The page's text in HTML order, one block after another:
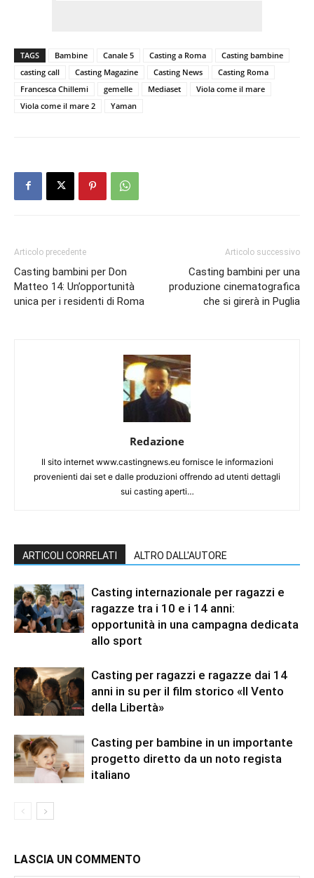
TAGS Bambine Canale 5 Casting a Roma
Casting bambine
casting call
Casting Magazine Casting News
Casting Roma
Francesca Chillemi
gemelle Mediaset
Viola come il mare
Viola come il mare 2
Yaman
Articolo precedente
Casting bambini per Don
Matteo 14: Un’opportunità
unica per i residenti di Roma
Articolo successivo
Casting bambini per una
produzione cinematografica
che si girerà in Puglia
Redazione
Il sito internet www.castingnews.eu fornisce le informazioni
provenienti dai set e dalle produzioni offrendo ad utenti dettagli
sui casting aperti…
ARTICOLI CORRELATI ALTRO DALL'AUTORE
Casting internazionale per ragazzi e
ragazze tra i 10 e i 14 anni:
opportunità in una campagna dedicata
allo sport
Casting per ragazzi e ragazze dai 14
anni in su per il film storico «Il Vento
della Libertà»
Casting per bambine in un importante
progetto diretto da un noto regista
italiano
LASCIA UN COMMENTO